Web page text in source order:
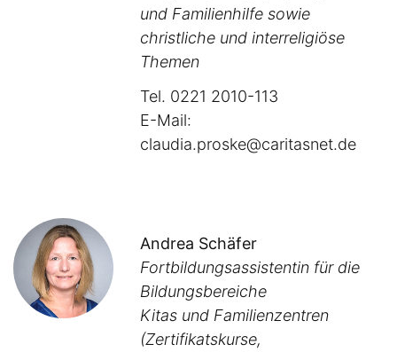
und Familienhilfe sowie
christliche und interreligiöse
Themen
Tel. 0221 2010-113
E-Mail:
claudia.proske@caritasnet.de
Andrea Schäfer
Fortbildungsassistentin für die
Bildungsbereiche
Kitas und Familienzentren
(Zertifikatskurse,